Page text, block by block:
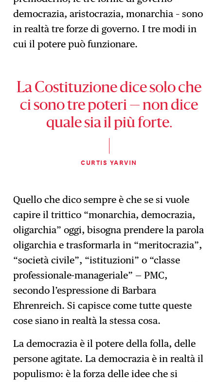
democrazia, aristocrazia, monarchia – sono
in realtà tre forze di governo. I tre modi in
cui il potere può funzionare.
La Costituzione dice solo che
ci sono tre poteri — non dice
quale sia il più forte.
CURTIS YARVIN
Quello che dico sempre è che se si vuole
capire il trittico “monarchia, democrazia,
oligarchia” oggi, bisogna prendere la parola
oligarchia e trasformarla in “meritocrazia”,
“società civile”, “istituzioni” o “classe
professionale-manageriale” — PMC,
secondo l’espressione di Barbara
Ehrenreich. Si capisce come tutte queste
cose siano in realtà la stessa cosa.
La democrazia è il potere della folla, delle
persone agitate. La democrazia è in realtà il
populismo: è la forza delle idee che si